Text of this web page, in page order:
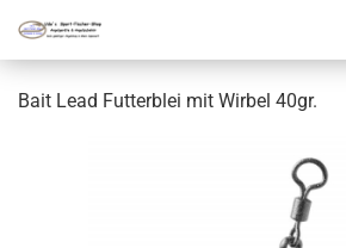
Bait Lead Futterblei mit Wirbel 40gr.